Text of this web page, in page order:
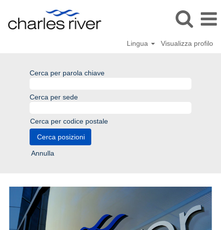
Lingua Visualizza profilo
Cerca per parola chiave
Cerca per sede
Cerca per codice postale
Annulla